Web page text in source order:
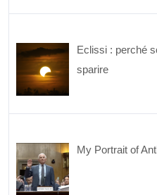
Eclissi : perché
sparire
My Portrait of